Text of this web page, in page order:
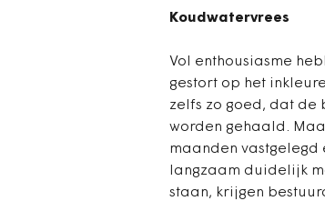
Koudwatervrees
Vol enthousiasme
gestort op het
zelfs zo goed, dat de
worden gehaald.
maanden vastgelegd
langzaam duidelijk
staan, krijgen